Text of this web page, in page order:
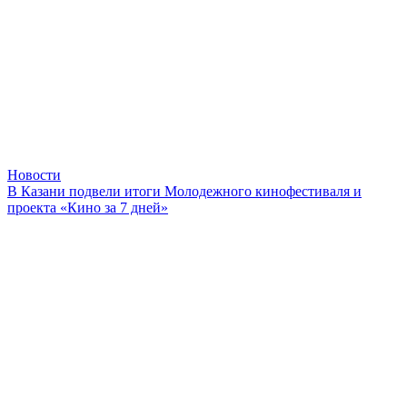
Новости
В Казани подвели итоги Молодежного кинофестиваля и
проекта «Кино за 7 дней»